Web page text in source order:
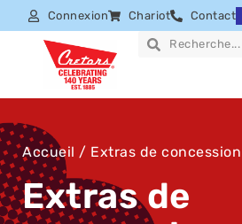
Connexion Chariot Contact
Accueil / Extras de concession
Extras de